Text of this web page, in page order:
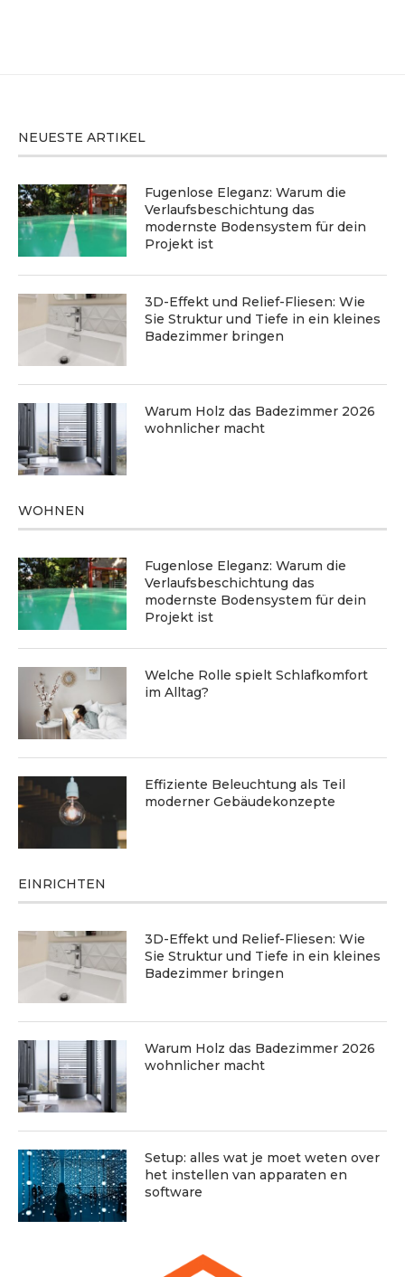
NEUESTE ARTIKEL
Fugenlose Eleganz: Warum die
Verlaufsbeschichtung das
modernste Bodensystem für dein
Projekt ist
3D-Effekt und Relief-Fliesen: Wie
Sie Struktur und Tiefe in ein kleines
Badezimmer bringen
Warum Holz das Badezimmer 2026
wohnlicher macht
WOHNEN
Fugenlose Eleganz: Warum die
Verlaufsbeschichtung das
modernste Bodensystem für dein
Projekt ist
Welche Rolle spielt Schlafkomfort
im Alltag?
Effiziente Beleuchtung als Teil
moderner Gebäudekonzepte
EINRICHTEN
3D-Effekt und Relief-Fliesen: Wie
Sie Struktur und Tiefe in ein kleines
Badezimmer bringen
Warum Holz das Badezimmer 2026
wohnlicher macht
Setup: alles wat je moet weten over
het instellen van apparaten en
software